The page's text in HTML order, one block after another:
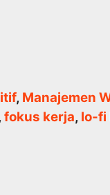
, Manajemen
fokus kerja, lo-fi